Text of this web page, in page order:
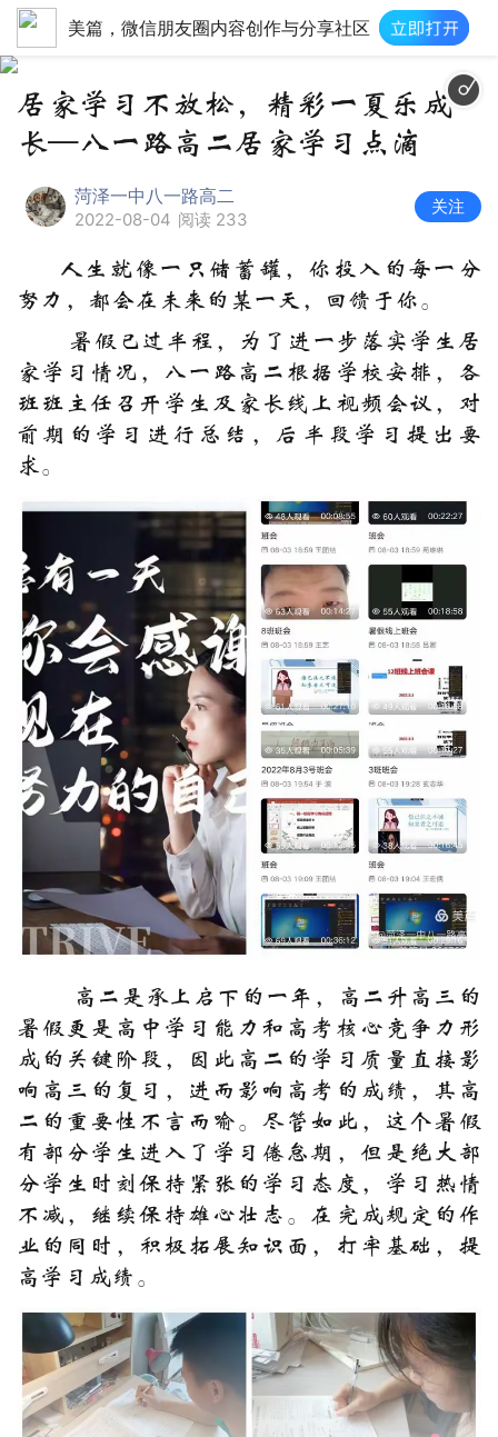
美篇，微信朋友圈内容创作与分享社区
居家学习不放松，精彩一夏乐成
长—八一路高二居家学习点滴
菏泽一中八一路高二
2022-08-04 阅读 233
关注
人生就像一只储蓄罐，你投入的每一分
努力，都会在未来的某一天，回馈于你。
暑假已过半程，为了进一步落实学生居
家学习情况，八一路高二根据学校安排，各
班班主任召开学生及家长线上视频会议，对
前期的学习进行总结，后半段学习提出要
求。
高二是承上启下的一年，高二升高三的
暑假更是高中学习能力和高考核心竞争力形
成的关键阶段，因此高二的学习质量直接影
响高三的复习，进而影响高考的成绩，其高
二的重要性不言而喻。尽管如此，这个暑假
有部分学生进入了学习倦怠期，但是绝大部
分学生时刻保持紧张的学习态度，学习热情
不减，继续保持雄心壮志。在完成规定的作
业的同时，积极拓展知识面，打牢基础，提
高学习成绩。